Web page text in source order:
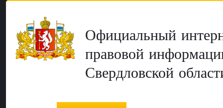
Официальный
правовой
Свердловской